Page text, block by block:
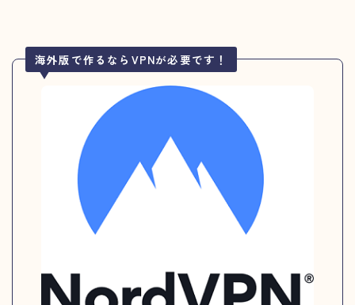
海外版で作るならVPNが必要です！